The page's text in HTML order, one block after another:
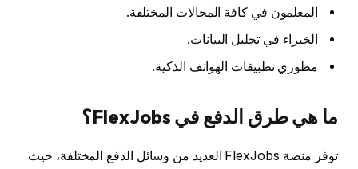
المعلمون في كافة المجالات المختلفة.
الخبراء في تحليل البيانات.
مطوري تطبيقات الهواتف الذكية.
ما هي طرق الدفع في FlexJobs؟
توفر منصة FlexJobs العديد من وسائل الدفع المختلفة، حيث